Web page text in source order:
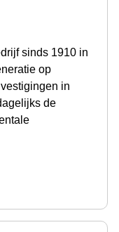
sinds 1910 in
op
in
de